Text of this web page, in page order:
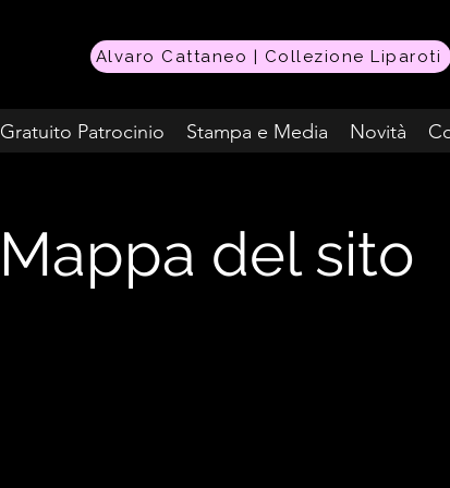
Alvaro Cattaneo | Collezione Liparoti
Gratuito Patrocinio Stampa e Media Novità
Mappa del sito